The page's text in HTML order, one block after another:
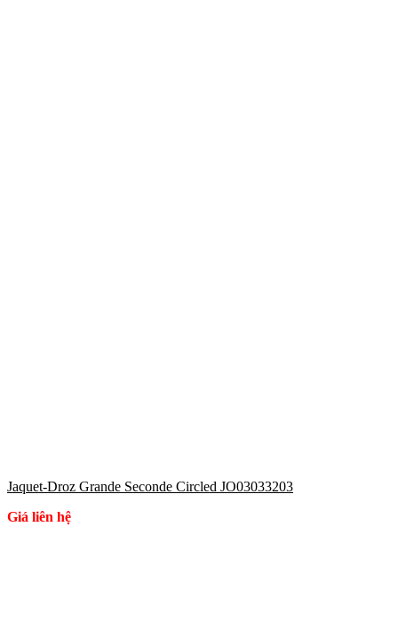
Jaquet-Droz Grande Seconde Circled JO03033203
Giá liên hệ